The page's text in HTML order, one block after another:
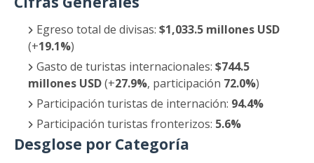
Egreso total de divisas: $1,033.5 millones USD
(+19.1%)
Gasto de turistas internacionales: $744.5
millones USD(+27.9%, participación 72.0%)
Participación turistas de internación: 94.4%
Participación turistas fronterizos: 5.6%
Desglose por Categoría